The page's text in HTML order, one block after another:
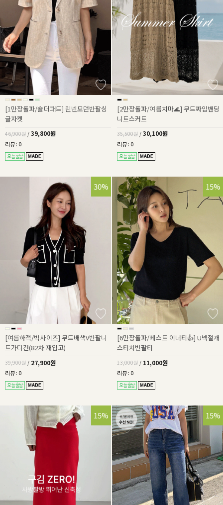
[1만장돌파/숄더패드] 린넨모던반팔싱
글자켓
46,900원 / 39,800원
리뷰 : 0
[2만장돌파/여름치마🌊] 무드짜임밴딩
니트스커트
35,500원 / 30,100원
리뷰 : 0
30%
[여름하객/빅사이즈] 무드배색V반팔니
트가디건(82차 재입고)
39,900원 / 27,900원
리뷰 : 0
15%
[6만장돌파/베스트 이너티👍] U넥절개
스티치반팔티
13,000원 / 11,000원
리뷰 : 0
15% 32%
15%